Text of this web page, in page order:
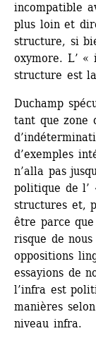
incompatible
plus loin et
structure, si
oxymore. L’
structure est
Duchamp
tant que zone
d’exemples
n’alla pas
politique de l’
structures et,
être parce que
risque de
oppositions
essayions de
l’infra est
manières
niveau infra.